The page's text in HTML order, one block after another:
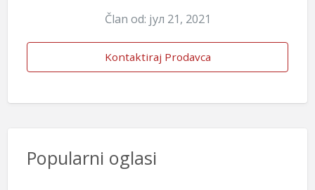
Član od: јул 21, 2021
Kontaktiraj Prodavca
Popularni oglasi